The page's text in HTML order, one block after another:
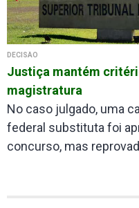
DECISÃO
Justiça mantém
magistratura
No caso julgado, uma
federal substituta foi
concurso, mas